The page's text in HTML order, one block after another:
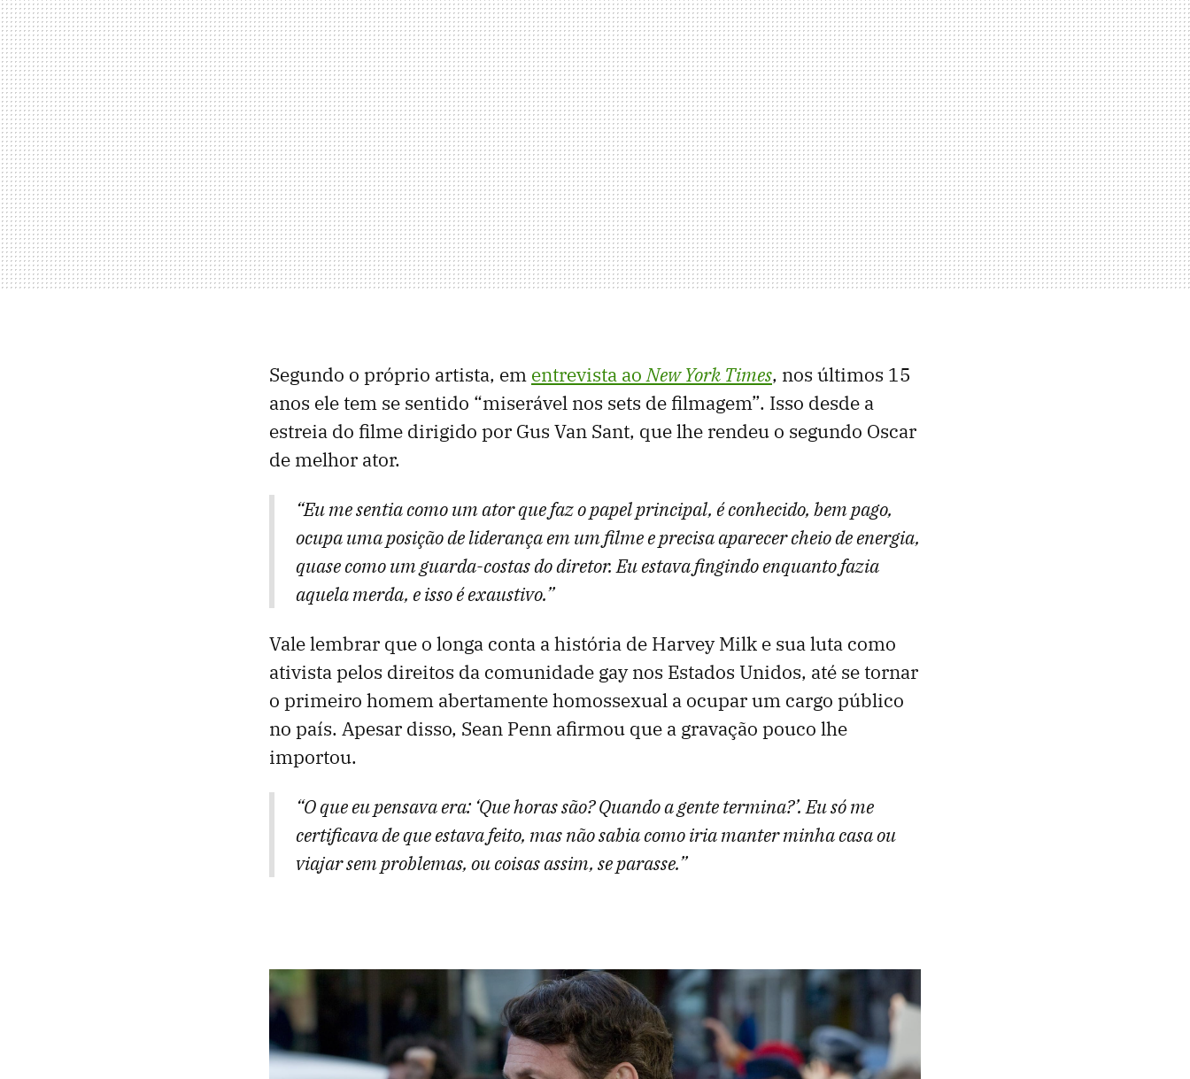
Segundo o próprio artista, em entrevista aoNew York Times, nos últimos 15
anos ele tem se sentido “miserável nos sets de filmagem”. Isso desde a
estreia do filme dirigido por Gus Van Sant, que lhe rendeu o segundo Oscar
de melhor ator.
“Eu me sentia como um ator que faz o papel principal, é conhecido, bem pago,
ocupa uma posição de liderança em um filme e precisa aparecer cheio de energia,
quase como um guarda-costas do diretor. Eu estava fingindo enquanto fazia
aquela merda, e isso é exaustivo.”
Vale lembrar que o longa conta a história de Harvey Milk e sua luta como
ativista pelos direitos da comunidade gay nos Estados Unidos, até se tornar
o primeiro homem abertamente homossexual a ocupar um cargo público
no país. Apesar disso, Sean Penn afirmou que a gravação pouco lhe
importou.
“O que eu pensava era: ‘Que horas são? Quando a gente termina?’. Eu só me
certificava de que estava feito, mas não sabia como iria manter minha casa ou
viajar sem problemas, ou coisas assim, se parasse.”